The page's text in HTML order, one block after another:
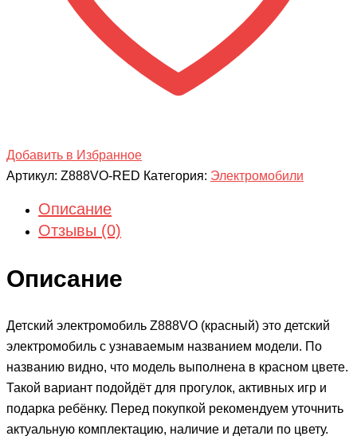
Добавить в Избранное
Артикул: Z888VO-RED Категория: Электромобили
Описание
Отзывы (0)
Описание
Детский электромобиль Z888VO (красный) это детский
электромобиль с узнаваемым названием модели. По
названию видно, что модель выполнена в красном цвете.
Такой вариант подойдёт для прогулок, активных игр и
подарка ребёнку. Перед покупкой рекомендуем уточнить
актуальную комплектацию, наличие и детали по цвету.